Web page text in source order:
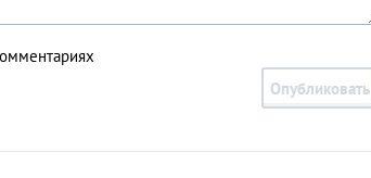
Опубликовать